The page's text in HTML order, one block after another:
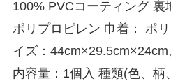
100% PVCコーティング 裏
ポリプロピレン 巾着： ポ
イズ：
内容量：1個入 種類(色、柄